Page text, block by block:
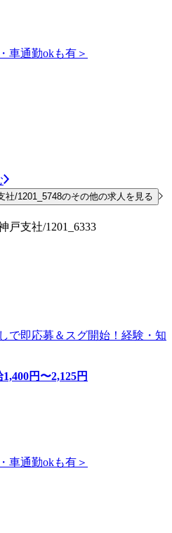
車通勤okも有＞
/1201_5748のその他の求人を見る
支社/1201_6333
で即応募＆スグ開始！経験・知
1,400円〜2,125円
車通勤okも有＞